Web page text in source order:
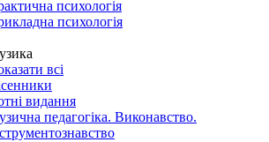
психологія
психологія
всі
видання
педагогіка. Виконавство.